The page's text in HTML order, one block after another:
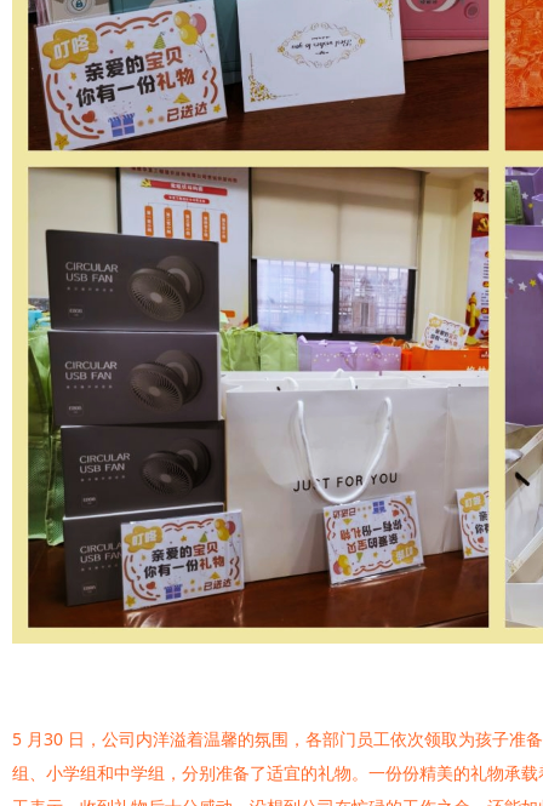
5 月30 日，公司内洋溢着温馨的氛围，各部门员工依次领取为孩子准
组、小学组和中学组，分别准备了适宜的礼物。一份份精美的礼物承